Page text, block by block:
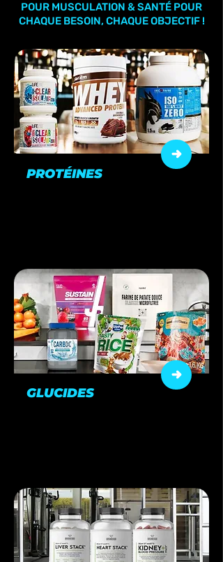
POUR MUSCULATION & SANTÉ POUR
CHAQUE BESOIN, CHAQUE OBJECTIF !
PROTÉINES
GLUCIDES